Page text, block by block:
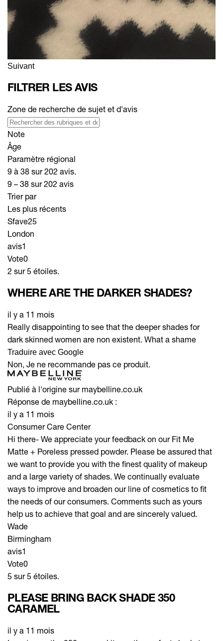
Suivant
FILTRER LES AVIS
Zone de recherche de sujet et d'avis
Note
Âge
Paramètre régional
9 à 38 sur 202 avis.
9 – 38 sur 202 avis
Trier par
Les plus récents
Sfave25
London
avis1
Vote0
2 sur 5 étoiles.
WHERE ARE THE DARKER SHADES?
il y a 11 mois
Really disappointing to see that the deeper shades for
dark skinned women are non existent. What a shame
Traduire avec Google
Non, Je ne recommande pas ce produit.
Publié à l'origine sur maybelline.co.uk
Réponse de maybelline.co.uk :
il y a 11 mois
Consumer Care Center
Hi there- We appreciate your feedback on our Fit Me
Matte + Poreless pressed powder. Please be assured that
we want to provide you with the finest quality of makeup
and a large variety of shades. We continually evaluate
ways to improve and broaden our line of cosmetics to fit
the needs of our consumers. Comments such as yours
help us to achieve that goal and are sincerely valued.
Wade
Birmingham
avis1
Vote0
5 sur 5 étoiles.
PLEASE BRING BACK SHADE 350
CARAMEL
il y a 11 mois